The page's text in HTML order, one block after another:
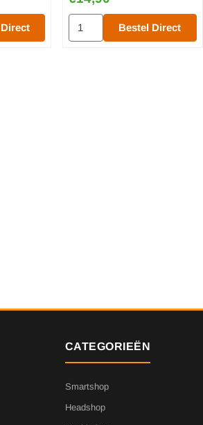
Blauwe Lotus 15x tinctuur - 10ml
Aantal kiezen voor
Bestel Direct
CATEGORIEËN
Smartshop
Headshop